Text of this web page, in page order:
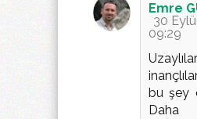
Emre
30
09:29
Uzaylılar
bu şey
Daha